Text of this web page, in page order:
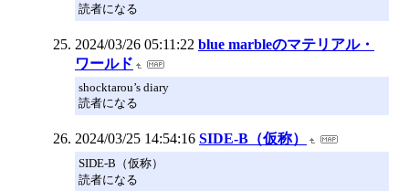
読者になる
2024/03/26 05:11:22 blue marbleのマテリアル・
ワールド
shocktarou’s diary
読者になる
2024/03/25 14:54:16 SIDE-B（仮称）
SIDE-B（仮称）
読者になる